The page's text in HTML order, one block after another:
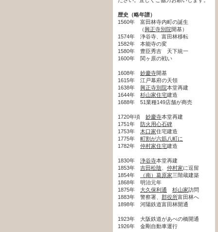
歴史（略年譜）
1560年 富田林寺内町の誕生
（興正寺別院開基）
1574年 浄谷寺、富田林移転
1582年 本能寺の変
1580年 豊臣秀吉 天下統一
1600年 関ヶ原の戦い
1608年 妙慶寺開基
1615年 江戸幕府の天領
1638年 興正寺別院本堂再建
1644年 杉山家住宅建造
1688年 51業種149店舗が商売
1720年頃 妙慶寺本堂再建
1751年 防火用心石碑
1753年 木口家住宅建造
1775年 町割が六筋八町に
1782年 仲村家住宅建造
1830年 浄谷寺本堂再建
1853年 吉田松陰 仲村家に逗留
1854年
（南）葛原家三階蔵建築
1868年 明治元年
1875年 大久保利通 杉山家訪問
1883年 警察署、 郡役所富田林へ
1898年 河陽鉄道富田林開通
1923年 大阪鉄道があべの橋開通
1926年 金剛自動車運行